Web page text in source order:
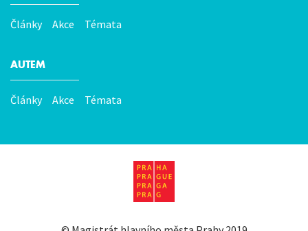
Články Akce Témata
AUTEM
Články Akce Témata